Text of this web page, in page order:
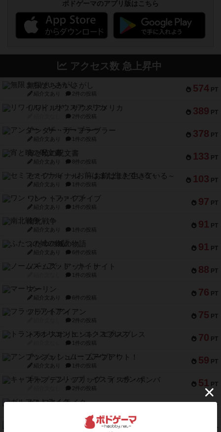
ボドゲーマのアプリ版はこちら
アクセス数 急上昇中
574 PT
無限まちがいさがし
紹介文あり 2件の投稿
389 PT
リワイルド：サウスアメリカ
2件の投稿
378 PT
アンダー・ザ・テーブラー
紹介文あり 1件の投稿
133 PT
宵と暁の呪文書
紹介文あり 8件の投稿
103 PT
セミファイナル ～お前はまだ生きている～
紹介文あり 1件の投稿
97 PT
ワン・トゥ・ファイブ
紹介文あり 1件の投稿
91 PT
南北戦争
紹介文あり 1件の投稿
91 PT
ふたつの城の物語
紹介文あり 6件の投稿
88 PT
ノームズ・アット・ナイト
1件の投稿
76 PT
マーリン
紹介文あり 6件の投稿
75 PT
フラットアイアン
2件の投稿
70 PT
トランスオリエント・エクスプレス
1件の投稿
59 PT
アンブッシュ！：ムーブアウト！
紹介文あり 1件の投稿
51 PT
キャプテン・フリップ：イスラ・ボンバ
2件の投稿
46 PT
ガルフストライク
PT
エコーズ・オブ・タイム